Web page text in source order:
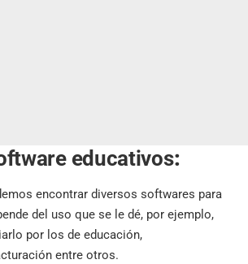
educativos:
encontrar diversos softwares para
del uso que se le dé, por ejemplo,
por los de educación,
entre otros.